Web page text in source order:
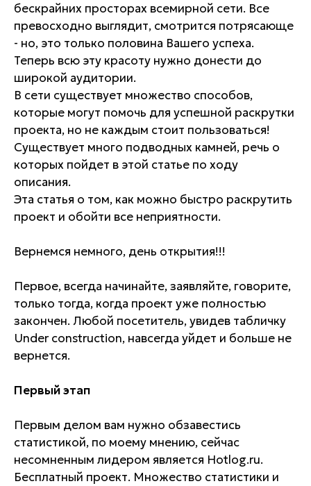
Все контакты
бескрайних просторах всемирной сети. Все
превосходно выглядит, смотрится потрясающе
- но, это только половина Вашего успеха.
Теперь всю эту красоту нужно донести до
широкой аудитории.
В сети существует множество способов,
которые могут помочь для успешной раскрутки
проекта, но не каждым стоит пользоваться!
Существует много подводных камней, речь о
которых пойдет в этой статье по ходу
описания.
Эта статья о том, как можно быстро раскрутить
проект и обойти все неприятности.
Вернемся немного, день открытия!!!
Первое, всегда начинайте, заявляйте, говорите,
только тогда, когда проект уже полностью
закончен. Любой посетитель, увидев табличку
Under construction, навсегда уйдет и больше не
вернется.
Первый этап
Первым делом вам нужно обзавестись
статистикой, по моему мнению, сейчас
несомненным лидером является Hotlog.ru.
Бесплатный проект. Множество статистики и